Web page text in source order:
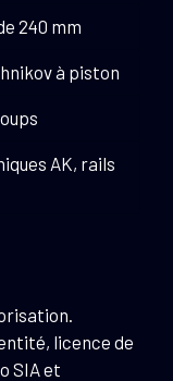
240 mm
à piston
AK, rails
licence de
SIA et